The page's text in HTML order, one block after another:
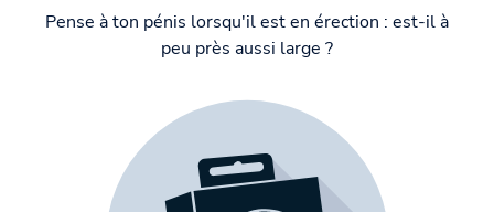
Pense à ton pénis lorsqu'il est en érection : est-il à
peu près aussi large ?